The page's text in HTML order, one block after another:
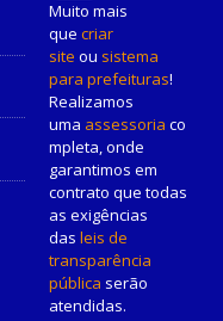
Muito mais
que criar
site ou sistema
para prefeituras!
Realizamos
uma assessoria co
mpleta, onde
garantimos em
contrato que todas
as exigências
das leis de
transparência
pública serão
atendidas.